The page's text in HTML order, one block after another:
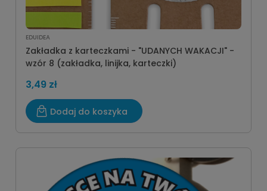
EDUIDEA
Zakładka z karteczkami - "UDANYCH WAKACJI" -
wzór 8 (zakładka, linijka, karteczki)
3,49 zł
Dodaj do koszyka